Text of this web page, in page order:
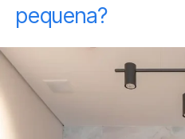
pequena?